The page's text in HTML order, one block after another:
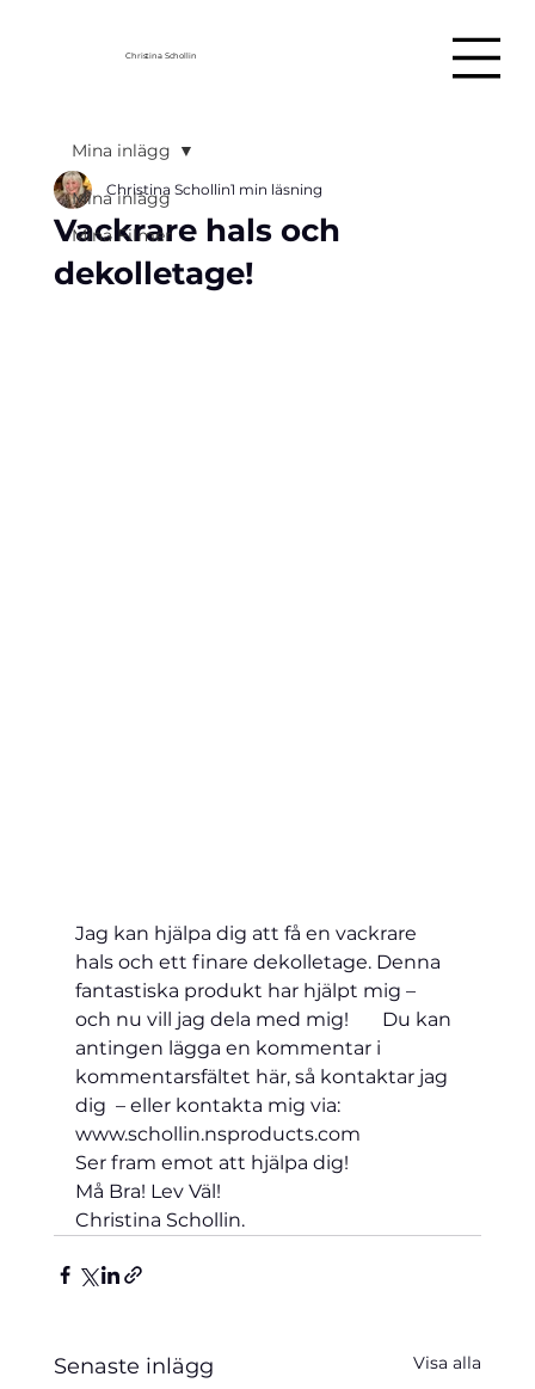
Christina Schollin
Mina inlägg
Mina Filmer
Mina inlägg
Vackrare hals och
dekolletage!
Christina Schollin1 min läsning
Jag kan hjälpa dig att få en vackrare
hals och ett finare dekolletage. Denna
fantastiska produkt har hjälpt mig –
och nu vill jag dela med mig!       Du kan
antingen lägga en kommentar i
kommentarsfältet här, så kontaktar jag
dig  – eller kontakta mig via:
www.schollin.nsproducts.com
Ser fram emot att hjälpa dig!
Må Bra! Lev Väl!
Christina Schollin.
Senaste inlägg Visa alla